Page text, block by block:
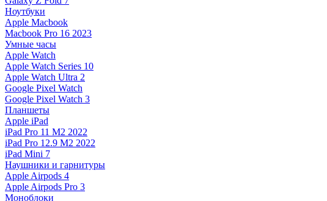
Ноутбуки
Apple Macbook
Macbook Pro 16 2023
Умные часы
Apple Watch
Apple Watch Series 10
Apple Watch Ultra 2
Google Pixel Watch
Google Pixel Watch 3
Планшеты
Apple iPad
iPad Pro 11 M2 2022
iPad Pro 12.9 M2 2022
iPad Mini 7
Наушники и гарнитуры
Apple Airpods 4
Apple Airpods Pro 3
Моноблоки